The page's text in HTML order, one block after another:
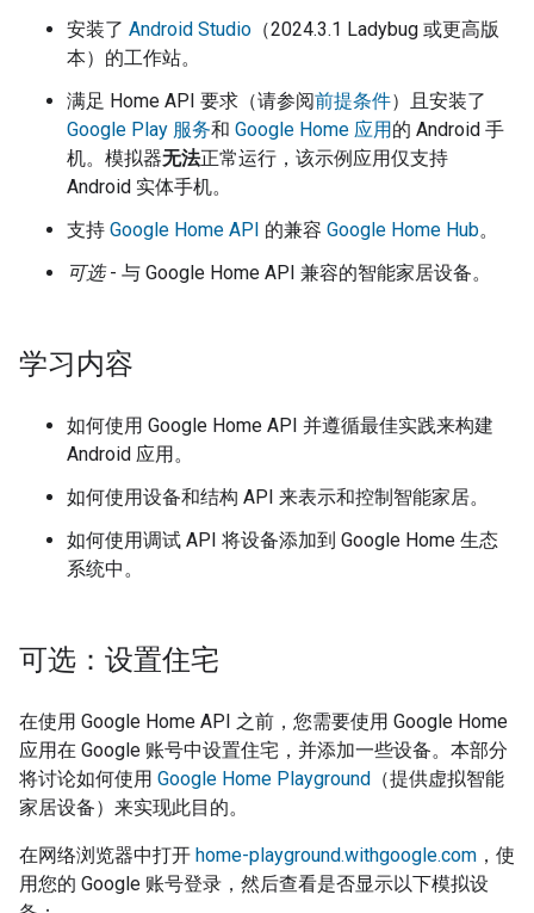
安装了 Android Studio （2024.3.1 Ladybug 或更高版
本）的工作站。
满足 Home API 要求（请参阅前提条件）且安装了
Google Play 服务和 Google Home 应用的 Android 手
机。模拟器无法正常运行，该示例应用仅支持
Android 实体手机。
支持 Google Home API 的兼容 Google Home Hub。
可选- 与 Google Home API 兼容的智能家居设备。
学习内容
如何使用 Google Home API 并遵循最佳实践来构建
Android 应用。
如何使用设备和结构 API 来表示和控制智能家居。
如何使用调试 API 将设备添加到 Google Home 生态
系统中。
可选：设置住宅
在使用 Google Home API 之前，您需要使用 Google Home
应用在 Google 账号中设置住宅，并添加一些设备。本部分
将讨论如何使用 Google Home Playground （提供虚拟智能
家居设备）来实现此目的。
在网络浏览器中打开 home-playground.withgoogle.com ，使
用您的 Google 账号登录，然后查看是否显示以下模拟设